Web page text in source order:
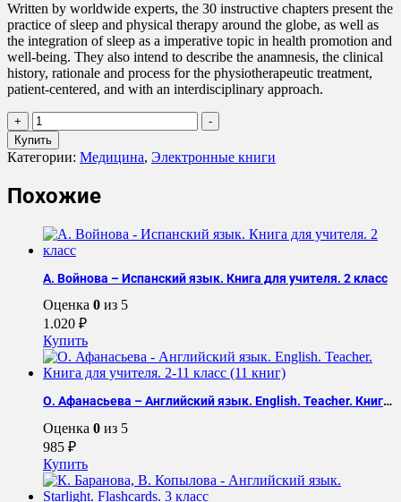
Written by worldwide experts, the 30 instructive chapters present the
practice of sleep and physical therapy around the globe, as well as
the integration of sleep as a imperative topic in health promotion and
well-being. They also intend to describe the anamnesis, the clinical
history, rationale and process for the physiotherapeutic treatment,
patient-centered, and with an interdisciplinary approach.
+
Количество
товара
Cristina
Frange
Clinical
Sleep
Therapy
-
Купить
Категории: Медицина, Электронные книги
Похожие
А. Войнова – Испанский язык. Книга для учителя. 2 класс
Оценка 0 из 5
1.020 ₽
Купить
О. Афанасьева – Английский язык. English. Teacher. Книга для учителя. 2-11 класс (11 книг)
Оценка 0 из 5
985 ₽
Купить